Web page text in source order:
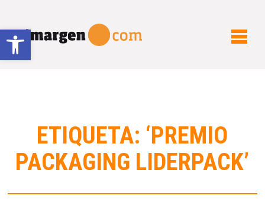
Abrir barra de herramientas
ETIQUETA: ‘PREMIO
PACKAGING LIDERPACK’